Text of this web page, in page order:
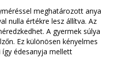
meghatározott anya
nulla értékre lesz állítva. Az
A gyermek súlya
Ez különösen kényelmes
így édesanyja mellett